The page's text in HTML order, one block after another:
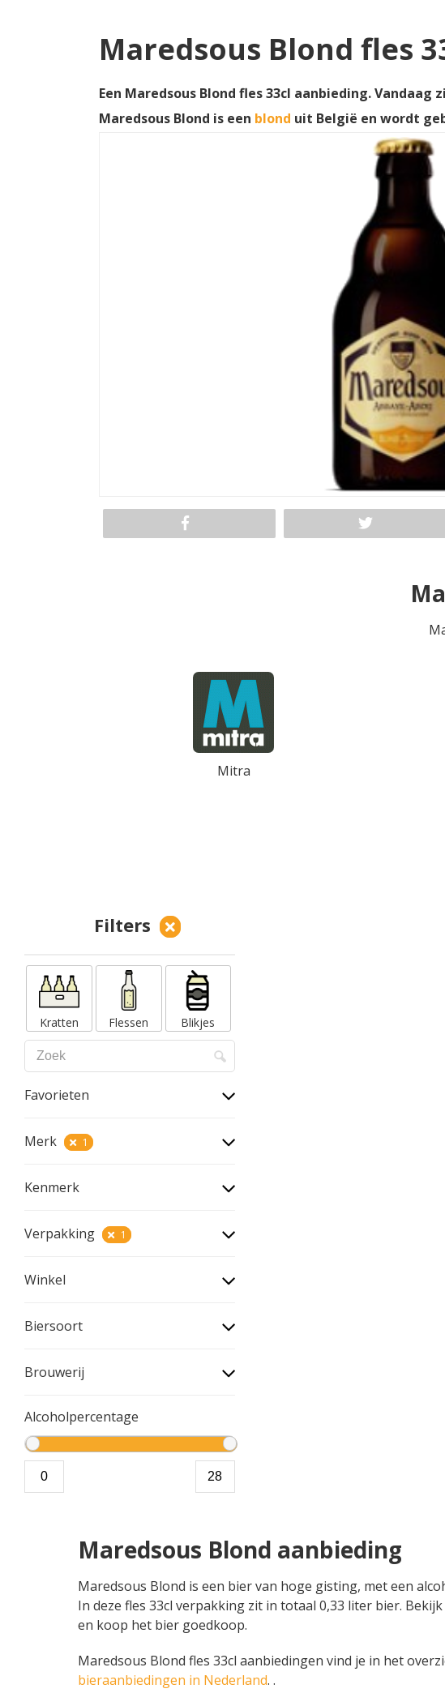
Maredsous Blond fles
Een Maredsous Blond fles 33cl aanbieding.
Maredsous Blond is een blond uit België en wordt
Mitra
Filters
Kratten Flessen Blikjes
Favorieten
Merk 1
Kenmerk
Verpakking 1
Winkel
Biersoort
Brouwerij
Alcoholpercentage
Maredsous Blond aanbieding
Maredsous Blond is een bier van hoge gisting, met een
In deze fles 33cl verpakking zit in totaal 0,33 liter bier.
en koop het bier goedkoop.
Maredsous Blond fles 33cl aanbiedingen vind je in het
bieraanbiedingen in Nederland. .